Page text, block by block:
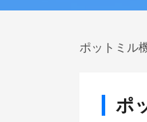
ポットミル
ポ